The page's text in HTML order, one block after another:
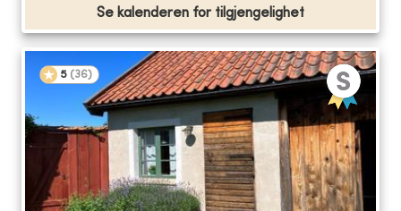
Se kalenderen for tilgjengelighet
5 (36)